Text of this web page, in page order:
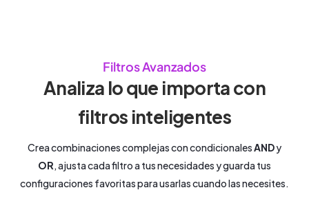
Filtros Avanzados
Analiza lo que importa con
filtros inteligentes
Crea combinaciones complejas con condicionalesANDy
OR, ajusta cada filtro a tus necesidades y guarda tus
configuraciones favoritas para usarlas cuando las necesites.